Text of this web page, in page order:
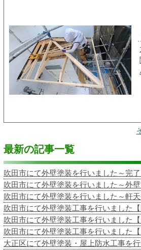
最新の記事一覧
吹田市にて外壁塗装を行いました～完了
吹田市にて外壁塗装を行いました～外
吹田市にて外壁塗装を行いました～軒
吹田市にて外壁塗装工事を行いました【
吹田市にて外壁塗装工事を行いました【
吹田市にて外壁塗装工事を行いました【
大正区にて外壁塗装・屋上防水工事を行